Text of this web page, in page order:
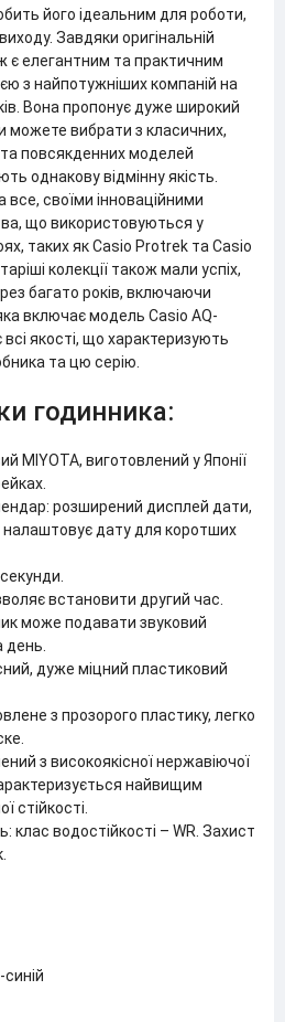
його ідеальним для роботи,
Завдяки оригінальній
є елегантним та практичним
з найпотужніших компаній на
Вона пропонує дуже широкий
можете вибрати з класичних,
повсякденних моделей
однакову відмінну якість.
все, своїми інноваційними
що використовуються у
таких як Casio Protrek та Casio
колекції також мали успіх,
багато років, включаючи
включає модель Casio AQ-
якості, що характеризують
та цю серію.
годинника:
MIYOTA, виготовлений у Японії
розширений дисплей дати,
дату для коротших
встановити другий час.
може подавати звуковий
день.
дуже міцний пластиковий
з прозорого пластику, легко
з високоякісної нержавіючої
найвищим
стійкості.
клас водостійкості – WR. Захист